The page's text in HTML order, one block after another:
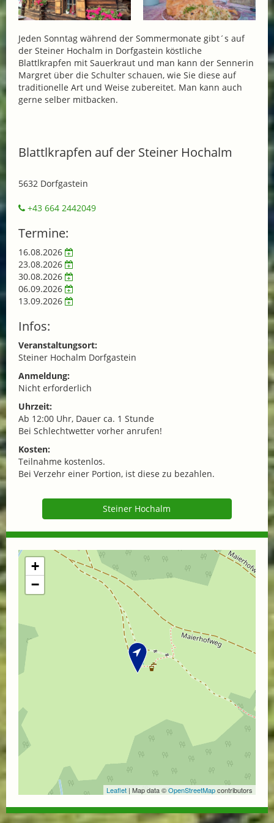
Jeden Sonntag während der Sommermonate gibt´s auf
der Steiner Hochalm in Dorfgastein köstliche
Blattlkrapfen mit Sauerkraut und man kann der Sennerin
Margret über die Schulter schauen, wie Sie diese auf
traditionelle Art und Weise zubereitet. Man kann auch
gerne selber mitbacken.
Blattlkrapfen auf der Steiner Hochalm
5632 Dorfgastein
+43 664 2442049
Termine:
16.08.2026
23.08.2026
30.08.2026
06.09.2026
13.09.2026
Infos:
Veranstaltungsort:
Steiner Hochalm Dorfgastein
Anmeldung:
Nicht erforderlich
Uhrzeit:
Ab 12:00 Uhr, Dauer ca. 1 Stunde
Bei Schlechtwetter vorher anrufen!
Kosten:
Teilnahme kostenlos.
Bei Verzehr einer Portion, ist diese zu bezahlen.
Steiner Hochalm
+
−
Leaflet | Map data ©OpenStreetMapcontributors